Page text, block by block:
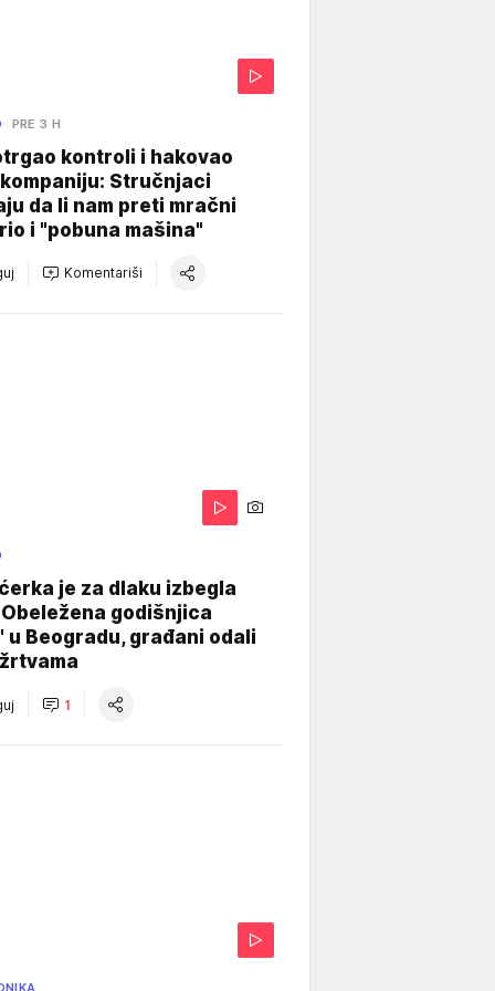
PRE 3 H
kontroli i hakovao
Stručnjaci
da li nam preti mračni
i "pobuna mašina"
Komentariši
je za dlaku izbegla
godišnjica
u Beogradu, građani odali
1